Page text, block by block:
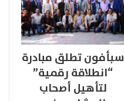
سبأفون تطلق مبادرة
“انطلاقة رقمية”
لتأهيل أصحاب